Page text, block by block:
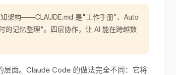
架构——CLAUDE.md 是"工作手册"、Auto
记忆整理"。四层协作，让 AI 能在跨越数
面。Claude Code 的做法完全不同：它将